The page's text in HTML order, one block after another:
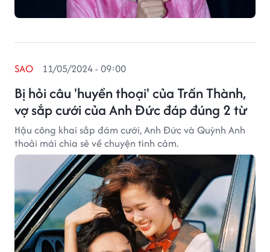
Bị hỏi câu 'huyền thoại' của Trấn Thành,
vợ sắp cưới của Anh Đức đáp đúng 2 từ
SAO 11/05/2024 - 09:00
Hậu công khai sắp đám cưới, Anh Đức và Quỳnh Anh
thoải mái chia sẻ về chuyện tình cảm.